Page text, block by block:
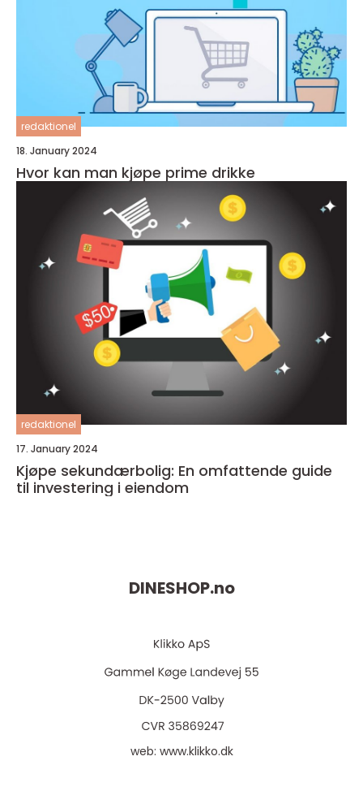
redaktionel
18. January 2024
Hvor kan man kjøpe prime drikke
redaktionel
17. January 2024
Kjøpe sekundærbolig: En omfattende guide
til investering i eiendom
DINESHOP.no
web: www.klikko.dk